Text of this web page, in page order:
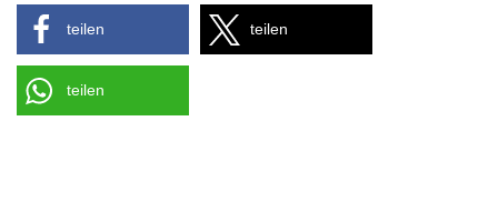
teilen teilen
teilen